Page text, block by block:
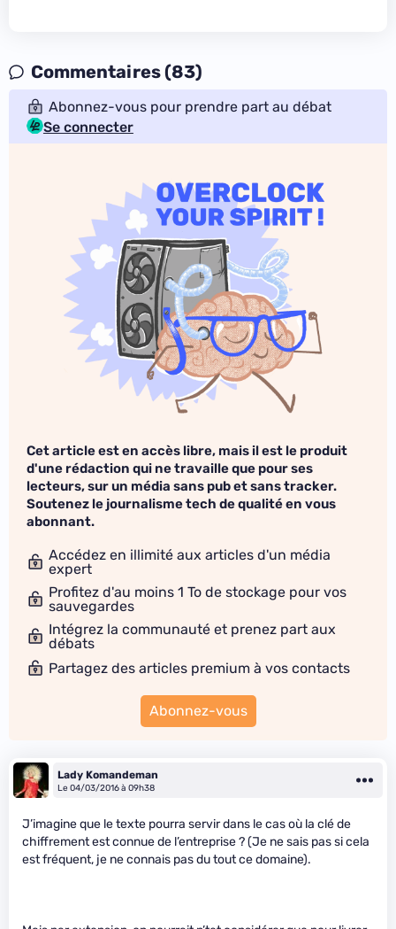
Commentaires (83)
Abonnez-vous pour prendre part au débat
Se connecter
Cet article est en accès libre, mais il est le produit
d'une rédaction qui ne travaille que pour ses
lecteurs, sur un média sans pub et sans tracker.
Soutenez le journalisme tech de qualité en vous
abonnant.
Accédez en illimité aux articles d'un média
expert
Profitez d'au moins 1 To de stockage pour vos
sauvegardes
Intégrez la communauté et prenez part aux
débats
Partagez des articles premium à vos contacts
Abonnez-vous
Lady Komandeman
Le 04/03/2016 à 09h38
J’imagine que le texte pourra servir dans le cas où la clé de
chiffrement est connue de l’entreprise ? (Je ne sais pas si cela
est fréquent, je ne connais pas du tout ce domaine).